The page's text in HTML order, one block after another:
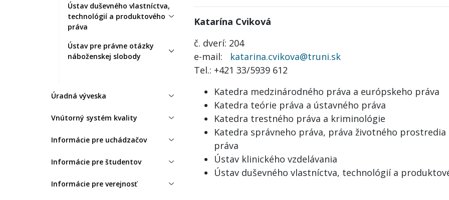
Ústav duševného vlastníctva,
technológií a produktového
práva
Ústav pre právne otázky
náboženskej slobody
Úradná výveska
Vnútorný systém kvality
Informácie pre uchádzačov
Informácie pre študentov
Informácie pre verejnosť
Katarína Cviková
č. dverí: 204
e-mail: katarina.cvikova@truni.sk
Tel.: +421 33/5939 612
Katedra medzinárodného práva a európskeho práva
Katedra teórie práva a ústavného práva
Katedra trestného práva a kriminológie
Katedra správneho práva, práva životného prostredia
práva
Ústav klinického vzdelávania
Ústav duševného vlastníctva, technológií a